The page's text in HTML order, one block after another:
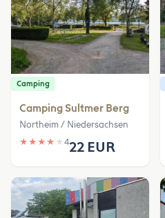
Camping
Camping Sultmer Berg
Northeim / Niedersachsen
★ ★ ★ ★ ★ 422 EUR